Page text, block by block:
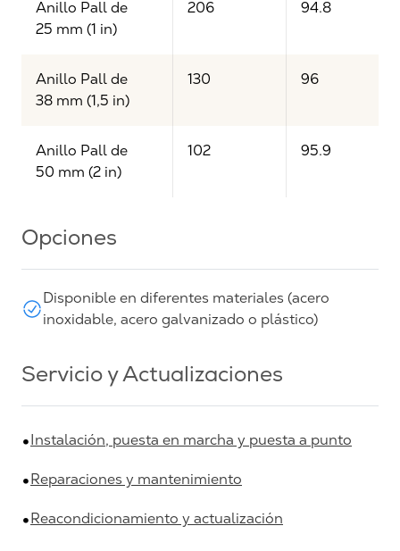
Anillo Pall de
25 mm (1 in)
206 94.8
Anillo Pall de
38 mm (1,5 in)
130 96
Anillo Pall de
50 mm (2 in)
102 95.9
Opciones
Disponible en diferentes materiales (acero
inoxidable, acero galvanizado o plástico)
Servicio y Actualizaciones
Instalación, puesta en marcha y puesta a punto
Reparaciones y mantenimiento
Reacondicionamiento y actualización